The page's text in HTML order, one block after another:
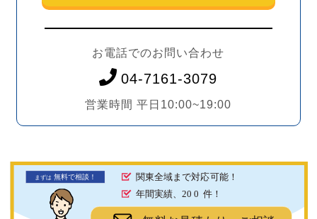
お電話でのお問い合わせ
04-7161-3079
営業時間 平日10:00~19:00
まずは 無料で相談！
関東全域まで対応可能！
年間実績、20 0 件！